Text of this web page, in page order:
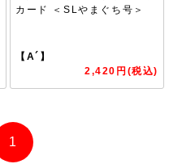
カード ＜SLやまぐち号＞
【A´】
2,420円(税込)
1